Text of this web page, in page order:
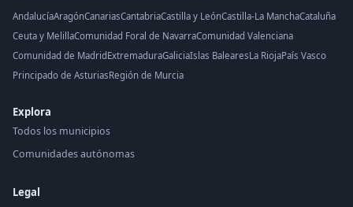
AndalucíaAragónCanariasCantabriaCastilla y LeónCastilla-La ManchaCataluña
Ceuta y MelillaComunidad Foral de NavarraComunidad Valenciana
Comunidad de MadridExtremaduraGaliciaIslas BalearesLa RiojaPaís Vasco
Principado de AsturiasRegión de Murcia
Explora
Todos los municipios
Comunidades autónomas
Legal